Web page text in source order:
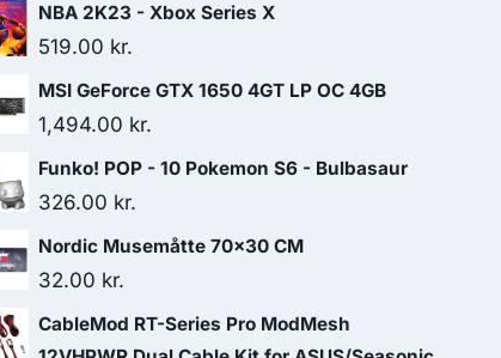
NBA 2K23 - Xbox Series X
519.00 kr.
MSI GeForce GTX 1650 4GT LP OC 4GB
1,494.00 kr.
Funko! POP - 10 Pokemon S6 - Bulbasaur
326.00 kr.
Nordic Musemåtte 70x30 CM
32.00 kr.
CableMod RT-Series Pro ModMesh